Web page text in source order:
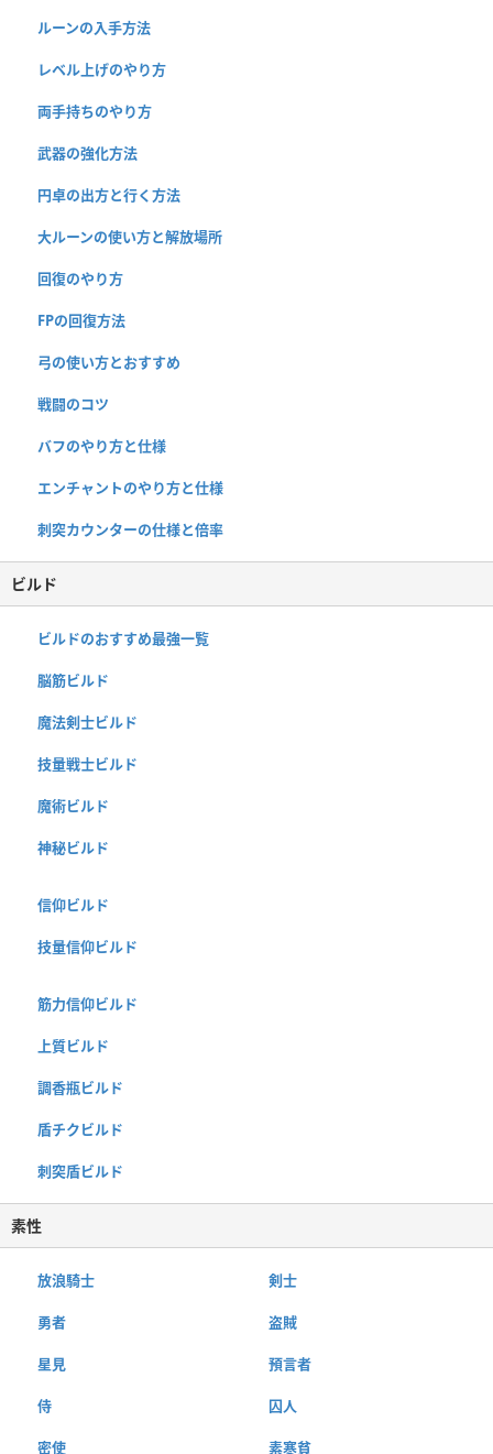
ルーンの入手方法
レベル上げのやり方
両手持ちのやり方
武器の強化方法
円卓の出方と行く方法
大ルーンの使い方と解放場所
回復のやり方
FPの回復方法
弓の使い方とおすすめ
戦闘のコツ
バフのやり方と仕様
エンチャントのやり方と仕様
刺突カウンターの仕様と倍率
ビルド
ビルドのおすすめ最強一覧
脳筋ビルド
魔法剣士ビルド
技量戦士ビルド
魔術ビルド
神秘ビルド
信仰ビルド
技量信仰ビルド
筋力信仰ビルド
上質ビルド
調香瓶ビルド
盾チクビルド
刺突盾ビルド
素性
放浪騎士 剣士
勇者 盗賊
星見 預言者
侍 囚人
密使 素寒貧